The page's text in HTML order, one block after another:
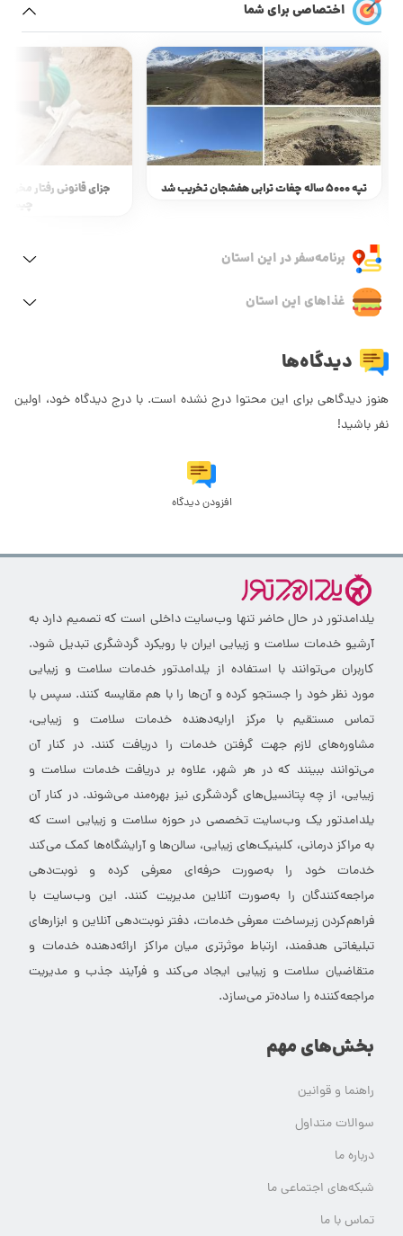
اختصاصی برای شما
تپه 5000 ساله چغات ترابی هفشجان تخریب شد
جزای قانونی رفتار مخرب
برنامه‌سفر‌ در این استان
غذاهای این استان
دیدگاه‌ها
هنوز دیدگاهی برای این محتوا درج نشده است. با درج دیدگاه خود، اولین
نفر باشید!
افزودن دیدگاه
یلدامدتور در حال حاضر تنها وب‌سایت داخلی است که تصمیم دارد به
آرشیو خدمات سلامت و زیبایی ایران با رویکرد گردشگری تبدیل شود.
کاربران می‌توانند با استفاده از یلدامدتور خدمات سلامت و زیبایی
مورد نظر خود را جستجو کرده و آن‌ها را با هم مقایسه کنند. سپس با
تماس مستقیم با مرکز ارایه‌دهنده خدمات سلامت و زیبایی،
مشاوره‌های لازم جهت گرفتن خدمات را دریافت کنند. در کنار آن
می‌توانند ببینند که در هر شهر، علاوه بر دریافت خدمات سلامت و
زیبایی، از چه پتانسیل‌های گردشگری نیز بهره‌مند می‌شوند. در کنار آن
یلدامدتور یک وب‌سایت تخصصی در حوزه سلامت و زیبایی است که
به مراکز درمانی، کلینیک‌های زیبایی، سالن‌ها و آرایشگاه‌ها کمک می‌کند
خدمات خود را به‌صورت حرفه‌ای معرفی کرده و نوبت‌دهی
مراجعه‌کنندگان را به‌صورت آنلاین مدیریت کنند. این وب‌سایت با
فراهم‌کردن زیرساخت معرفی خدمات، دفتر نوبت‌دهی آنلاین و ابزارهای
تبلیغاتی هدفمند، ارتباط موثرتری میان مراکز ارائه‌دهنده خدمات و
متقاضیان سلامت و زیبایی ایجاد می‌کند و فرآیند جذب و مدیریت
مراجعه‌کننده را ساده‌تر می‌سازد.
بخش‌های مهم
راهنما و قوانین
سوالات متداول
درباره ما
شبکه‌های اجتماعی ما
تماس با ما